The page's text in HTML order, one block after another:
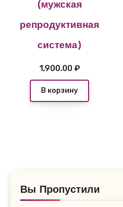
(мужская
репродуктивная
система)
1,900.00 ₽
В корзину
Вы Пропустили